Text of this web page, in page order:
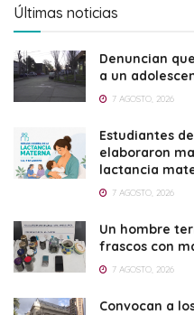
Últimas noticias
Denuncian
a un
7 AGOSTO, 2026
Estudiantes
elaboraron
lactancia
7 AGOSTO, 2026
Un hombre
frascos con
7 AGOSTO, 2026
Convocan a